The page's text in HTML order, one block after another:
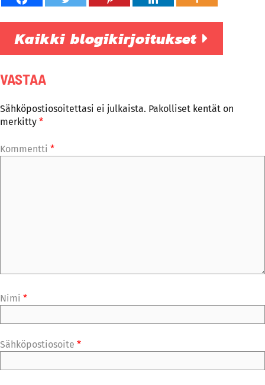
Kaikki blogikirjoitukset
VASTAA
Sähköpostiosoitettasi ei julkaista. Pakolliset kentät on
merkitty *
Kommentti *
Nimi *
Sähköpostiosoite *